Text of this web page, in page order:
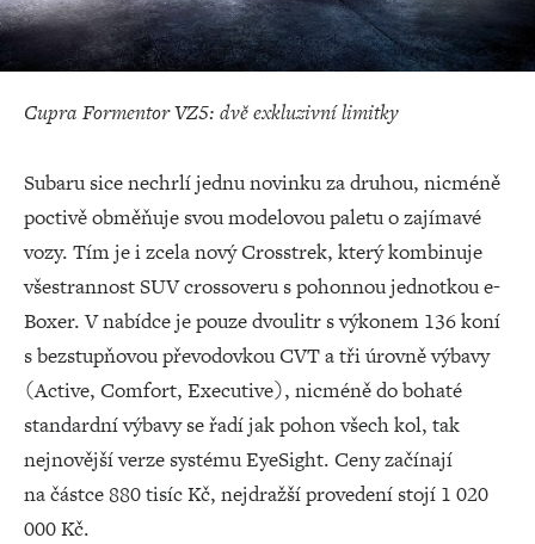
Cupra Formentor VZ5: dvě exkluzivní limitky
Subaru sice nechrlí jednu novinku za druhou, nicméně
poctivě obměňuje svou modelovou paletu o zajímavé
vozy. Tím je i zcela nový Crosstrek, který kombinuje
všestrannost SUV crossoveru s pohonnou jednotkou e-
Boxer. V nabídce je pouze dvoulitr s výkonem 136 koní
s bezstupňovou převodovkou CVT a tři úrovně výbavy
(Active, Comfort, Executive), nicméně do bohaté
standardní výbavy se řadí jak pohon všech kol, tak
nejnovější verze systému EyeSight. Ceny začínají
na částce 880 tisíc Kč, nejdražší provedení stojí 1 020
000 Kč.